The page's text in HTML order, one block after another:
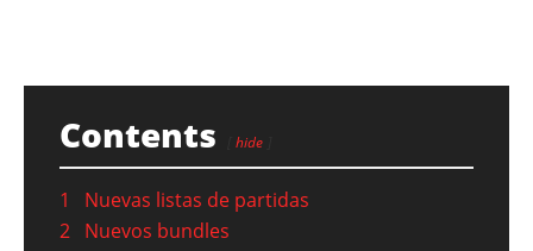
Contents hide
1
Nuevas listas de partidas
2 Nuevos bundles